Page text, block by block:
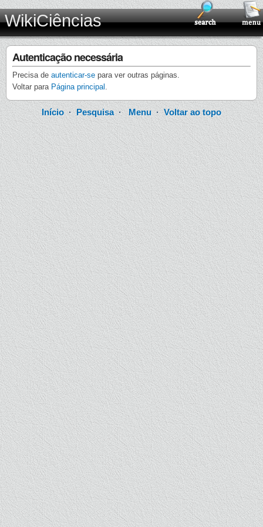
WikiCiências
Autenticação necessária
Precisa de autenticar-se para ver outras páginas.
Voltar para Página principal .
Início · Pesquisa·Menu ·Voltar ao topo